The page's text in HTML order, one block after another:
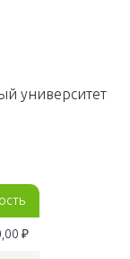
университет
₽